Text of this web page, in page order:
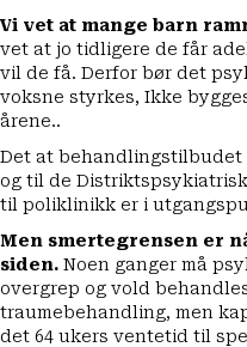
Vi vet at mange barn
vet at jo tidligere de får
vil de få. Derfor bør det
voksne styrkes, Ikke
årene..
Det at
og til de
til poliklinikk er i
Men smertegrensen er
siden. Noen ganger må
overgrep og vold
traumebehandling, men
det 64 ukers ventetid til